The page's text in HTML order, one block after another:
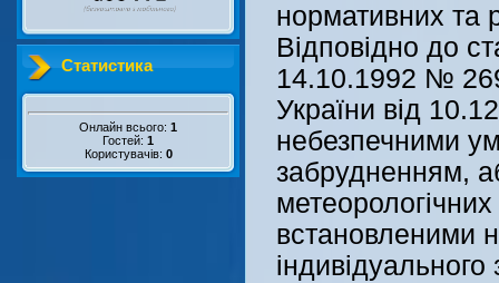
Статистика
Онлайн всього: 1
Гостей: 1
Користувачів: 0
нормативних та
Відповідно до
14.10.1992 №
України від
небезпечними
забрудненням,
встановленими